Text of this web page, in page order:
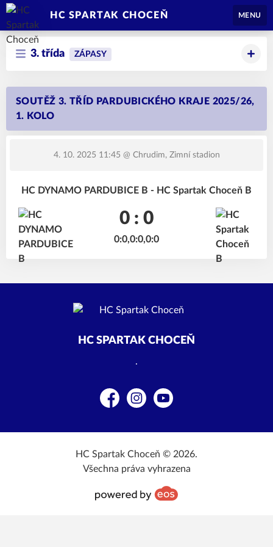
HC SPARTAK CHOCEŇ MENU
3. třída ZÁPASY
SOUTĚŽ 3. TŘÍD PARDUBICKÉHO KRAJE 2025/26,
1. KOLO
4. 10. 2025 11:45 @ Chrudim, Zimní stadion
HC DYNAMO PARDUBICE B - HC Spartak Choceň B
0 : 0
0:0,0:0,0:0
HC SPARTAK CHOCEŇ
.
FacebookInstagramYouTube
HC Spartak Choceň © 2026.
Všechna práva vyhrazena